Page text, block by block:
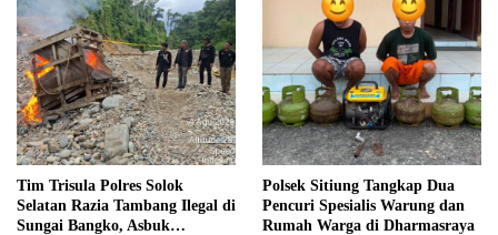
Tim Trisula Polres Solok
Selatan Razia Tambang Ilegal di
Sungai Bangko, Asbuk
Polsek Sitiung Tangkap Dua
Pencuri Spesialis Warung dan
Rumah Warga di Dharmasraya